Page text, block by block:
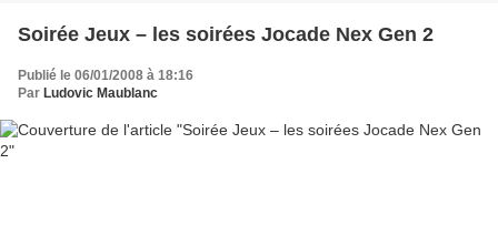
Soirée Jeux – les soirées Jocade Nex Gen 2
Publié le 06/01/2008 à 18:16
Par Ludovic Maublanc